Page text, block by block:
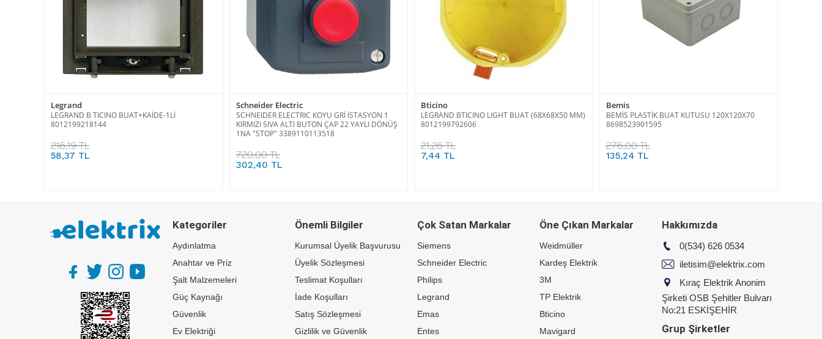
Legrand
LEGRAND B TICINO BUAT+KAİDE-1Lİ
8012199218144
216,19 TL
58,37 TL
Schneider Electric
SCHNEIDER ELECTRIC KOYU GRİ İSTASYON 1
KIRMIZI SIVA ALTI BUTON ÇAP 22 YAYLI DÖNÜŞ
1NA "STOP" 3389110113518
720,00 TL
302,40 TL
Bticino
LEGRAND BTICINO LIGHT BUAT (68X68X50 MM)
8012199792606
21,26 TL
7,44 TL
Bemis
BEMİS PLASTİK BUAT KUTUSU 120X120X70
8698523901595
276,00 TL
135,24 TL
Kategoriler
Aydınlatma
Anahtar ve Priz
Şalt Malzemeleri
Güç Kaynağı
Güvenlik
Ev Elektriği
Önemli Bilgiler
Kurumsal Üyelik Başvurusu
Üyelik Sözleşmesi
Teslimat Koşulları
İade Koşulları
Satış Sözleşmesi
Gizlilik ve Güvenlik
Çok Satan Markalar
Siemens
Schneider Electric
Philips
Legrand
Emas
Entes
Öne Çıkan Markalar
Weidmüller
Kardeş Elektrik
3M
TP Elektrik
Bticino
Mavigard
Hakkımızda
0(534) 626 0534
iletisim@elektrix.com
Kıraç Elektrik Anonim
Şirketi OSB Şehitler Bulvarı
No:21 ESKİŞEHİR
Grup Şirketler